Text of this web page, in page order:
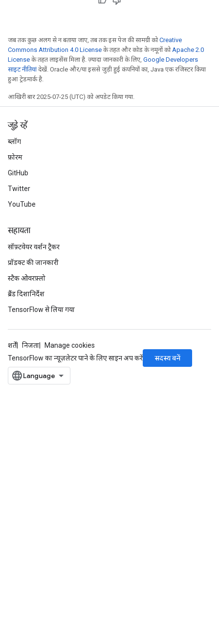
जब तक कुछ अलग से न बताया जाए, तब तक इस पेज की सामग्री कोCreative
Commons Attribution 4.0 License के तहत और कोड के नमूनों को Apache 2.0
License के तहत लाइसेंस मिला है. ज़्यादा जानकारी के लिए, Google Developers
साइट नीतियांदेखें. Oracle और/या इससे जुड़ी हुई कंपनियों का, Java एक रजिस्टर किया
हुआ ट्रेडमार्क है.
आखिरी बार 2025-07-25 (UTC) को अपडेट किया गया.
जुड़े रहें
ब्लॉग
फ़ोरम
GitHub
Twitter
YouTube
सहायता
सॉफ़्टवेयर वर्शन ट्रैकर
प्रॉडक्ट की जानकारी
स्टैक ओवरफ़्लो
ब्रैंड दिशानिर्देश
TensorFlow से लिया गया
शर्तें निजता
Manage cookies
TensorFlow का न्यूज़लेटर पाने के लिए साइन अप करें
सदस्य बनें